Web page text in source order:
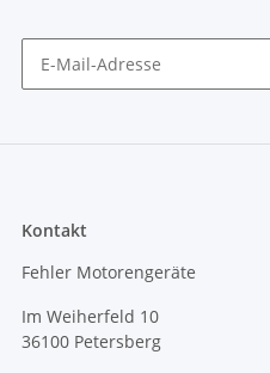
Kontakt
Fehler Motorengeräte
Im Weiherfeld 10
36100 Petersberg